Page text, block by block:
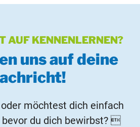
AUF KENNENLERNEN?
uns auf deine
möchtest dich einfach
du dich bewirbst? 